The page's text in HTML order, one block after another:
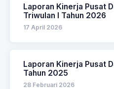
Laporan Kinerja Pusat
Triwulan I Tahun 2026
17 April 2026
Laporan Kinerja Pusat
Tahun 2025
28 Februari 2026